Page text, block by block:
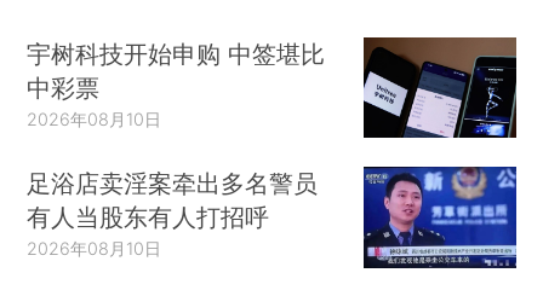
宇树科技开始申购 中签堪比
中彩票
2026年08月10日
足浴店卖淫案牵出多名警员
有人当股东有人打招呼
2026年08月10日